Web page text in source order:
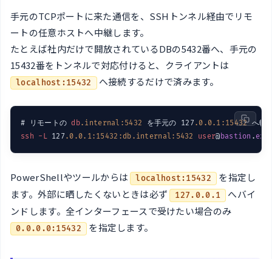
手元のTCPポートに来た通信を、SSHトンネル経由でリモ
ートの任意ホストへ中継します。
たとえば社内だけで開放されているDBの5432番へ、手元の
15432番をトンネルで対応付けると、クライアントは
localhost:15432 へ接続するだけで済みます。
# リモートの db.internal :5432 を手元の 127 .0 .0.1 :15432
ssh -L 127 .0 .0.1:15432 :db.internal :5432 user@bastion .
PowerShellやツールからは localhost:15432
を指定し
ます。外部に晒したくないときは必ず 127.0.0.1
へバイ
ンドします。全インターフェースで受けたい場合のみ
0.0.0.0:15432 を指定します。